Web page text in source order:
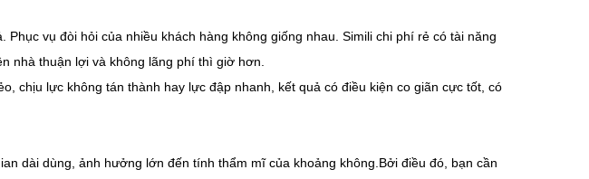
vụ đòi hỏi của nhiều khách hàng không giống nhau. Simili chi phí rẻ có tài năng
nhà thuận lợi và không lãng phí thì giờ hơn.
chịu lực không tán thành hay lực đập nhanh, kết quả có điều kiện co giãn cực tốt, có
dài dùng, ảnh hưởng lớn đến tính thẩm mĩ của khoảng không.Bởi điều đó, bạn cần